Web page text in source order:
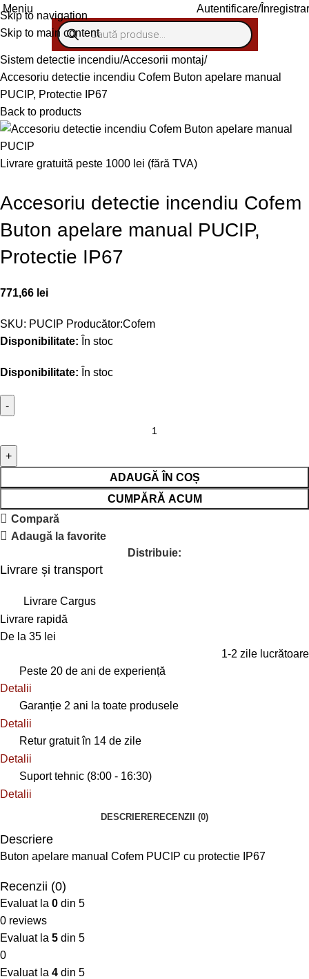
Skip to navigation
Skip to main content
Meniu Autentificare/
Sistem detectie incendiu Accesorii montaj
Accesoriu detectie incendiu Cofem Buton apelare manual
PUCIP, Protectie IP67
Back to products
Livrare gratuită peste 1000 lei (fără TVA)
Accesoriu detectie incendiu Cofem
Buton apelare manual PUCIP,
Protectie IP67
771,66 lei
SKU: PUCIP Producător:Cofem
Disponibilitate: În stoc
Disponibilitate: În stoc
ADAUGĂ ÎN COȘ
CUMPĂRĂ ACUM
Compară
Adaugă la favorite
Distribuie:
Livrare și transport
Livrare Cargus
Livrare rapidă
De la 35 lei
1-2 zile lucrătoare
Peste 20 de ani de experiență
Detalii
Garanție 2 ani la toate produsele
Detalii
Retur gratuit în 14 de zile
Detalii
Suport tehnic (8:00 - 16:30)
Detalii
DESCRIERERECENZII (0)
Descriere
Buton apelare manual Cofem PUCIP cu protectie IP67
Recenzii (0)
Evaluat la 0 din 5
0 reviews
Evaluat la 5 din 5
0
Evaluat la 4 din 5